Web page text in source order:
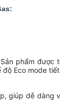
phẩm
Eco mode
giúp dễ